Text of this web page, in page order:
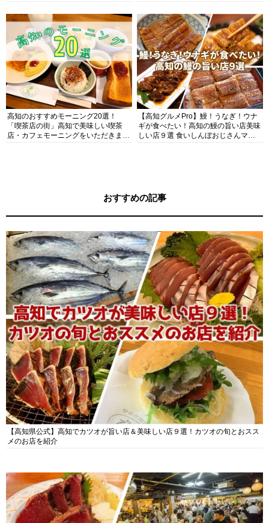
高知のおすすめモーニング20選！
「喫茶店の街」高知で美味しい喫茶
店・カフェモーニングをいただきま
【高知グルメPro】鰻！うなぎ！ウナ
ギが食べたい！高知の鰻の旨い店美味
しい店９選 食いしんぼおじさんマッ
おすすめの記事
【高知県公式】高知でカツオが旨い店＆美味しい店９選！カツオの旬とおスス
メのお店を紹介